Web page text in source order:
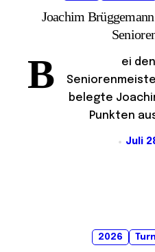
Joachim
B
ei
belegte
Punkten
Juli
2026